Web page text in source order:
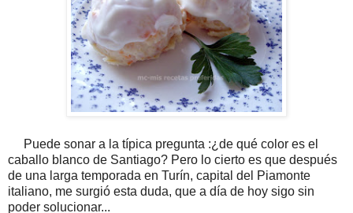
Puede sonar a la típica pregunta :¿de qué color es el
caballo blanco de Santiago? Pero lo cierto es que después
de una larga temporada en Turín, capital del Piamonte
italiano, me surgió esta duda, que a día de hoy sigo sin
poder solucionar...